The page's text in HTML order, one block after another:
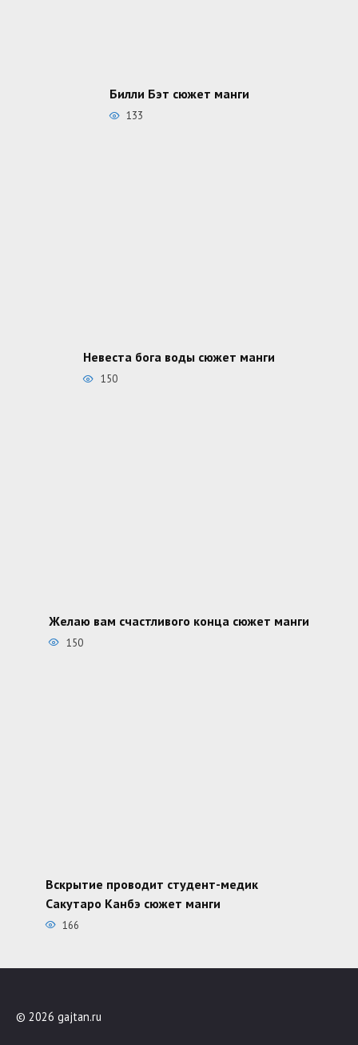
Билли Бэт сюжет манги
133
Невеста бога воды сюжет манги
150
Желаю вам счастливого конца сюжет манги
150
Вскрытие проводит студент-медик
Сакутаро Канбэ сюжет манги
166
© 2026 gajtan.ru